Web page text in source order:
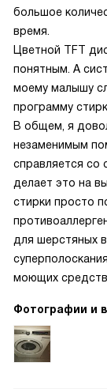
большое
время.
Цветной TFT
понятным. А
моему малышу
программу
В общем, я
незаменимым
справляется со
делает это на
стирки просто
для шерстяных
моющих средств.
Фотографии и